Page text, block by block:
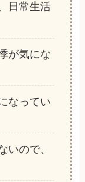
日常生活
が気にな
なってい
いので、